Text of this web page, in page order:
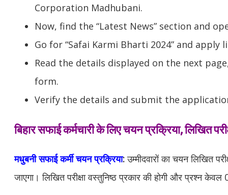
Corporation Madhubani.
Now, find the “Latest News” section and
Go for “Safai Karmi Bharti 2024” and apply
Read the details displayed on the next
form.
Verify the details and submit the
बिहार सफाई कर्मचारी के लिए चयन प्रक्रिया, लिखित
मधुबनी सफाई कर्मी चयन प्रक्रिया:उम्मीदवारों का चयन लिखित
जाएगा। लिखित परीक्षा वस्तुनिष्ठ प्रकार की होगी और प्रश्न